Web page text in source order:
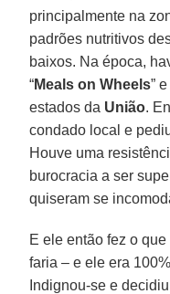
principalmente na
padrões nutritivos
baixos. Na época,
“Meals on Wheels”
estados da União.
condado local e
Houve uma
burocracia a ser
quiseram se
E ele então fez o
faria – e ele era
Indignou-se e